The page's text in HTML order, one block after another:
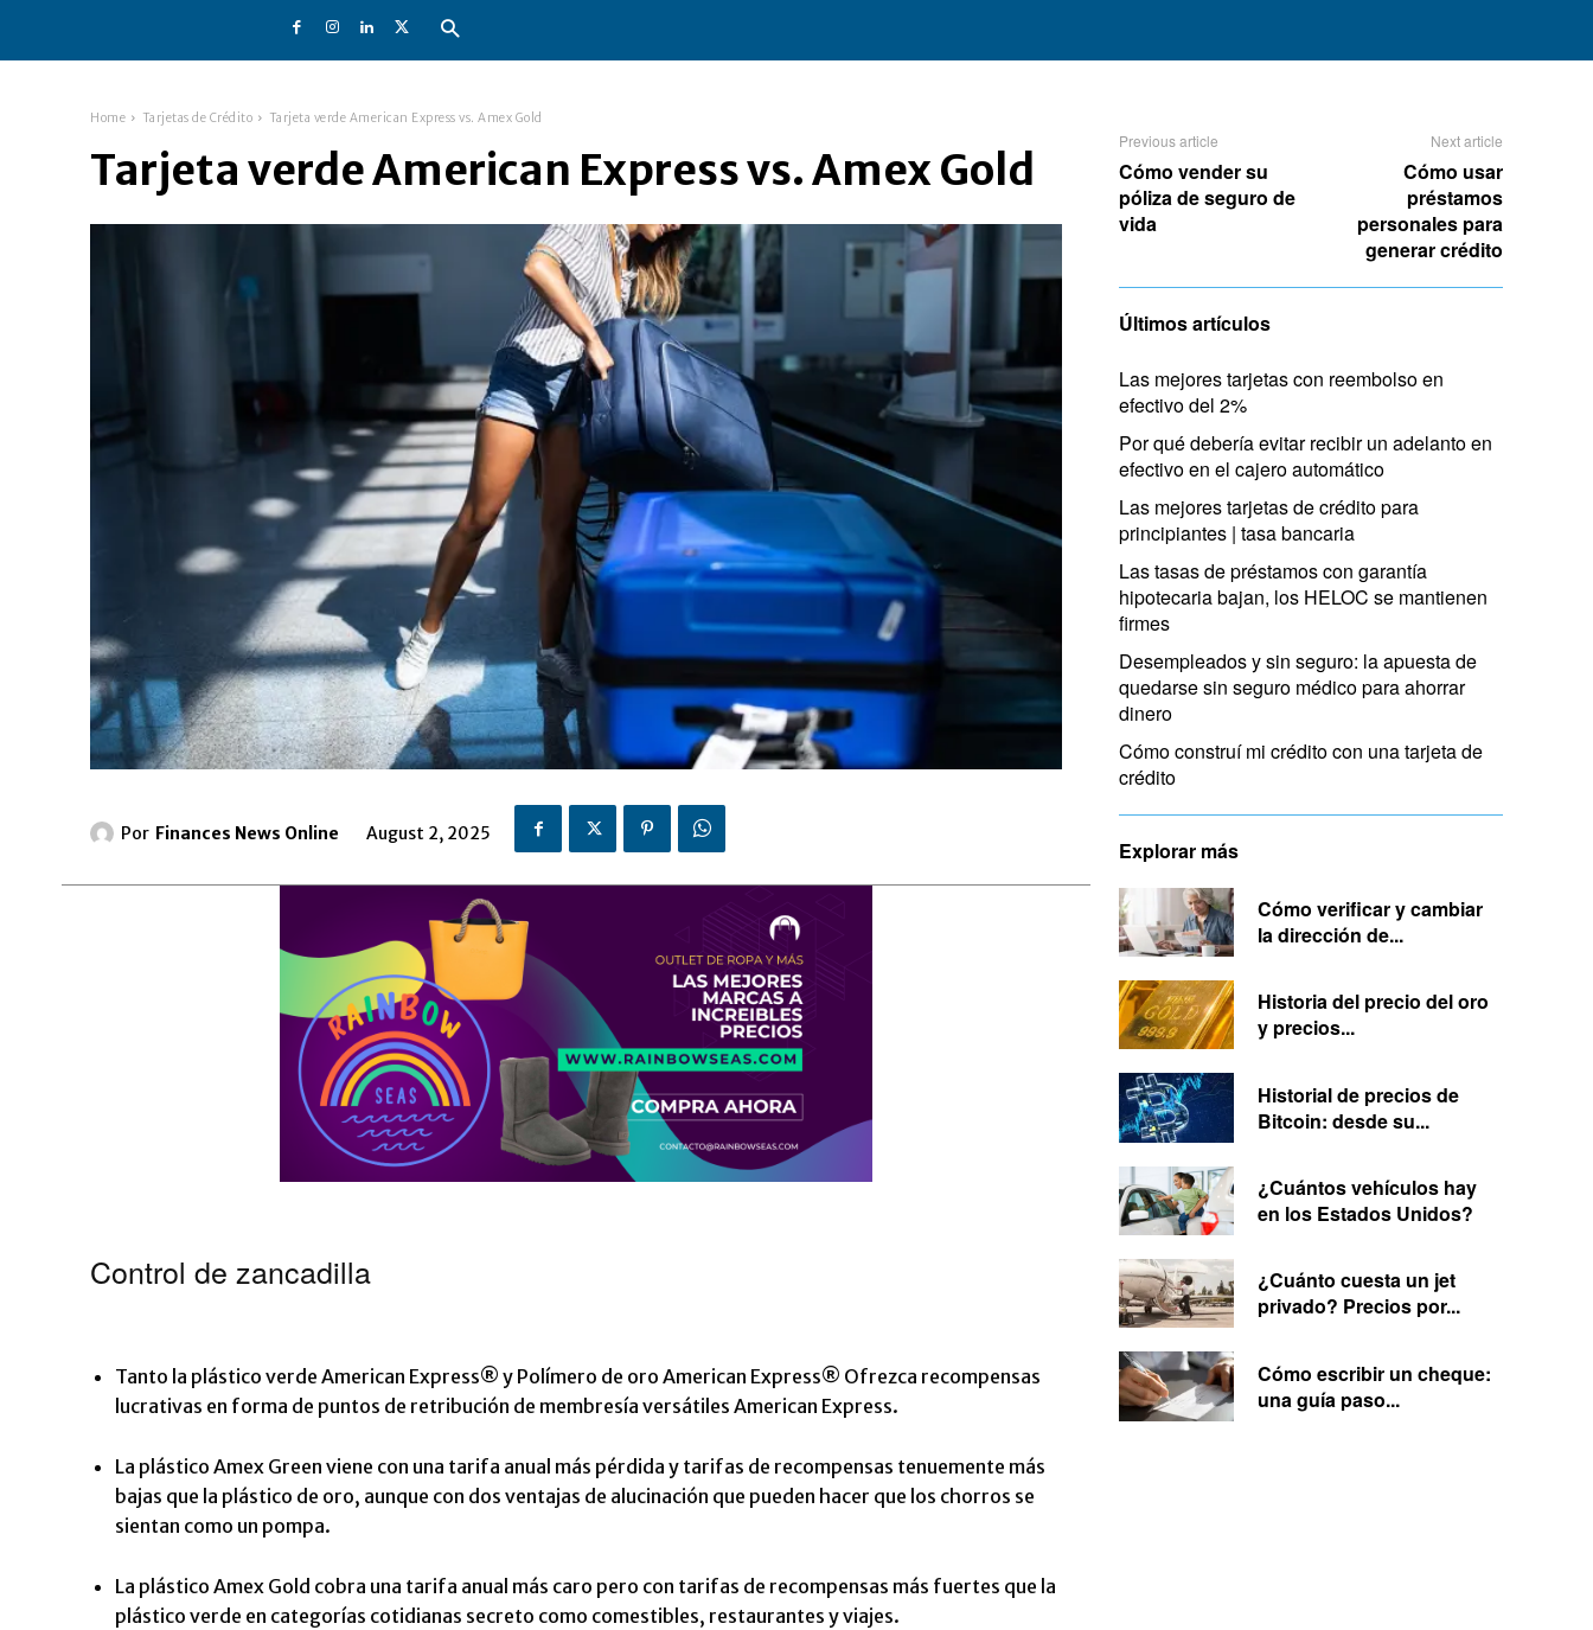
Home Tarjetas de Crédito Tarjeta verde American Express vs. Amex Gold
Tarjeta verde American Express vs. Amex Gold
Por Finances News Online August 2, 2025
Control de zancadilla
Tanto la plástico verde American Express® y Polímero de oro American Express® Ofrezca recompensas
lucrativas en forma de puntos de retribución de membresía versátiles American Express.
La plástico Amex Green viene con una tarifa anual más pérdida y tarifas de recompensas tenuemente más
bajas que la plástico de oro, aunque con dos ventajas de alucinación que pueden hacer que los chorros se
sientan como un pompa.
La plástico Amex Gold cobra una tarifa anual más caro pero con tarifas de recompensas más fuertes que la
plástico verde en categorías cotidianas secreto como comestibles, restaurantes y viajes.
Previous article
Cómo vender su
póliza de seguro de
vida
Next article
Cómo usar
préstamos
personales para
generar crédito
Últimos artículos
Las mejores tarjetas con reembolso en
efectivo del 2%
Por qué debería evitar recibir un adelanto en
efectivo en el cajero automático
Las mejores tarjetas de crédito para
principiantes | tasa bancaria
Las tasas de préstamos con garantía
hipotecaria bajan, los HELOC se mantienen
firmes
Desempleados y sin seguro: la apuesta de
quedarse sin seguro médico para ahorrar
dinero
Cómo construí mi crédito con una tarjeta de
crédito
Explorar más
Cómo verificar y cambiar
la dirección de...
Historia del precio del oro
y precios...
Historial de precios de
Bitcoin: desde su...
¿Cuántos vehículos hay
en los Estados Unidos?
¿Cuánto cuesta un jet
privado? Precios por...
Cómo escribir un cheque:
una guía paso...